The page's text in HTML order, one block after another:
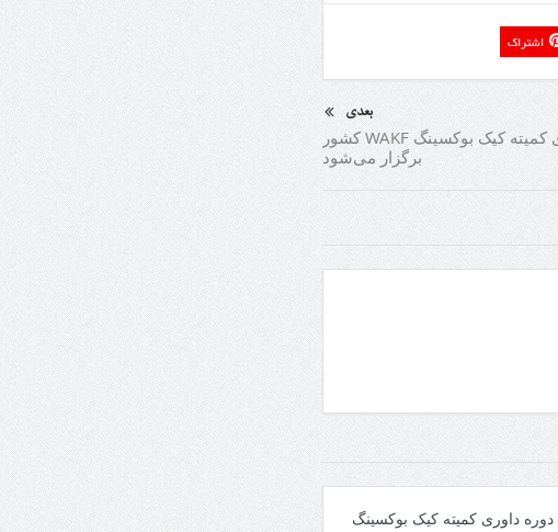
اشتراک
بعدی
دوره داوری کمیته کیک بوکسینگ WAKF کشور
برگزار می‌شود
دوره داوری کمیته کیک بوکسینگ